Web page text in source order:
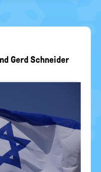
FRAGEN...
Gerd Schneider